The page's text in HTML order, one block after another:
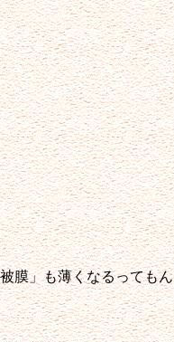
膜」も薄くなるってもん